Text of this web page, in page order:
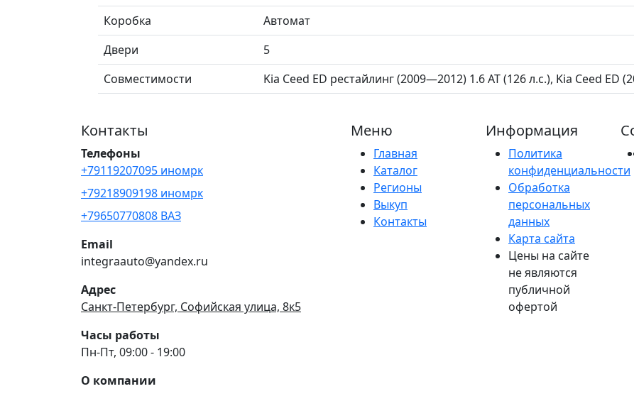
Коробка
Автомат
Двери
5
Совместимости
Kia Ceed ED рестайлинг (2009—2012) 1.6 AT (126 л.с.), Kia Ceed ED
Контакты
Телефоны
+79119207095 иномрк
+79218909198 иномрк
+79650770808 ВАЗ
Email
integraauto@yandex.ru
Адрес
Санкт-Петербург, Софийская улица, 8к5
Часы работы
Пн-Пт, 09:00 - 19:00
О компании
Меню
Главная
Каталог
Регионы
Выкуп
Контакты
Информация
Политика
конфиденциальности
Обработка
персональных
данных
Карта сайта
Цены на сайте
не являются
публичной
офертой